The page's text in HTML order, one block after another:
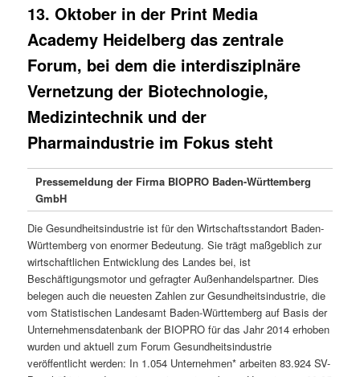
13. Oktober in der Print Media
Academy Heidelberg das zentrale
Forum, bei dem die interdisziplnäre
Vernetzung der Biotechnologie,
Medizintechnik und der
Pharmaindustrie im Fokus steht
Pressemeldung der Firma BIOPRO Baden-Württemberg
GmbH
Die Gesundheitsindustrie ist für den Wirtschaftsstandort Baden-
Württemberg von enormer Bedeutung. Sie trägt maßgeblich zur
wirtschaftlichen Entwicklung des Landes bei, ist
Beschäftigungsmotor und gefragter Außenhandelspartner. Dies
belegen auch die neuesten Zahlen zur Gesundheitsindustrie, die
vom Statistischen Landesamt Baden-Württemberg auf Basis der
Unternehmensdatenbank der BIOPRO für das Jahr 2014 erhoben
wurden und aktuell zum Forum Gesundheitsindustrie
veröffentlicht werden: In 1.054 Unternehmen* arbeiten 83.924 SV-